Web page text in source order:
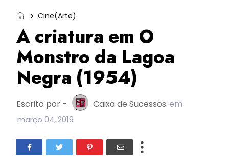
Cine(Arte)
A criatura em O
Monstro da Lagoa
Negra (1954)
Escrito por - Caixa de Sucessos em
março 04, 2019